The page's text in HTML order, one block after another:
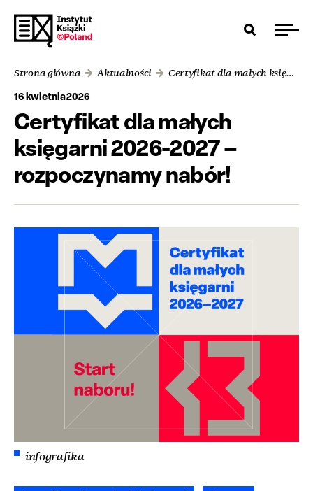
Strona główna Aktualności Certyfikat dla małych księgarni 2026-2027 – rozpoczynamy nabór!
16 kwietnia 2026
Certyfikat dla małych
księgarni 2026-2027 –
rozpoczynamy nabór!
infografika